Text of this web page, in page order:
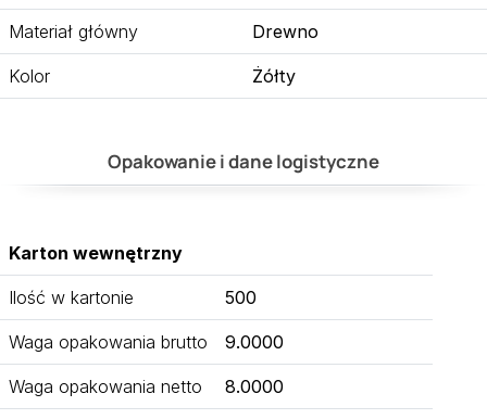
Materiał główny Drewno
Kolor Żółty
Opakowanie i dane logistyczne
Karton wewnętrzny
Ilość w kartonie 500
Waga opakowania brutto 9.0000
Waga opakowania netto 8.0000